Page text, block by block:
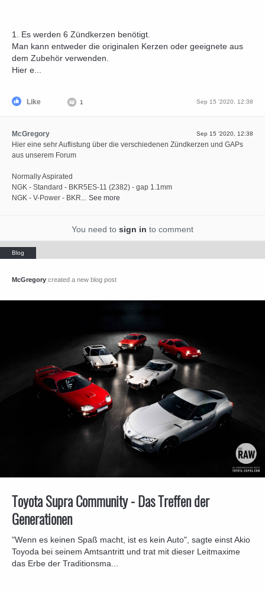
1. Es werden 6 Zündkerzen benötigt.
Man kann entweder die originalen Kerzen oder geeignete aus
dem Zubehör verwenden.
Hier e...
Sep 15 '2020, 12:38
Like 1
Sep 15 '2020, 12:38
McGregory
Hier eine sehr Auflistung über die verschiedenen Zündkerzen und GAPs
aus unserem Forum
Normally Aspirated
NGK - Standard - BKR5ES-11 (2382) - gap 1.1mm
NGK - V-Power - BKR... See more
You need to sign in to comment
McGregory created a new blog post
Toyota Supra Community - Das Treffen der
Generationen
"Wenn es keinen Spaß macht, ist es kein Auto", sagte einst Akio
Toyoda bei seinem Amtsantritt und trat mit dieser Leitmaxime
das Erbe der Traditionsma...